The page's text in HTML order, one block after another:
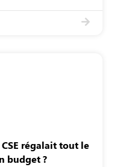
régalait tout le
budget ?